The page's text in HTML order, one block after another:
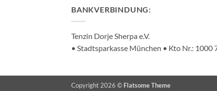
BANKVERBINDUNG:
Tenzin Dorje Sherpa e.V.
• Stadtsparkasse München • Kto Nr.:
Copyright 2026 © Flatsome Theme